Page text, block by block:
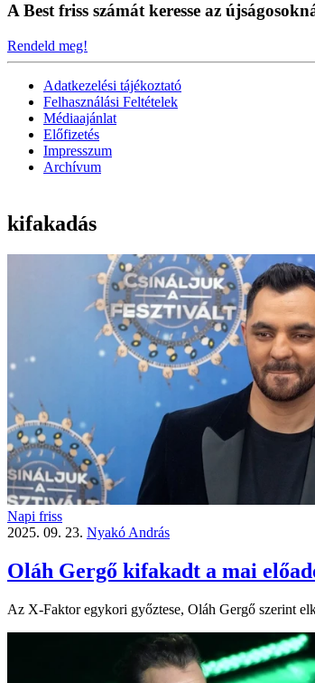
A Best friss számát keresse az
Rendeld meg!
Adatkezelési tájékoztató
Felhasználási Feltételek
Médiaajánlat
Előfizetés
Impresszum
Archívum
kifakadás
Napi friss
2025. 09. 23. Nyakó András
Oláh Gergő kifakadt a mai
Az X-Faktor egykori győztese, Oláh Gergő szerint